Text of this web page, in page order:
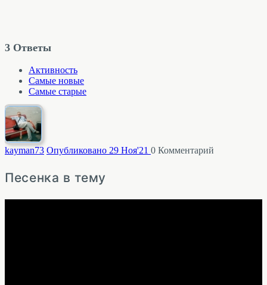
3 Ответы
Активность
Самые новые
Самые старые
kayman73 Опубликовано 29 Ноя'21 0 Комментарий
Песенка в тему